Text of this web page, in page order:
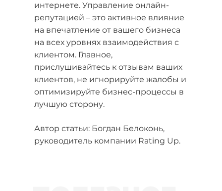
интернете. Управление онлайн-
репутацией – это активное влияние
на впечатление от вашего бизнеса
на всех уровнях взаимодействия с
клиентом. Главное,
прислушивайтесь к отзывам ваших
клиентов, не игнорируйте жалобы и
оптимизируйте бизнес-процессы в
лучшую сторону.
Автор статьи: Богдан Белоконь,
руководитель компании Rating Up.